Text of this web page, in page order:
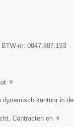
nr: 0847.887.193
▼
dynamisch kantoor in de
Contracten en ▼